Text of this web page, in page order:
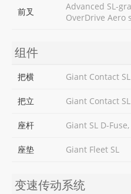
前叉
Advanced SL-
OverDrive Aero
组件
把横 Giant Contact
把立 Giant Contact
座杆 Giant SL D-
座垫 Giant Fleet SL
变速传动系统